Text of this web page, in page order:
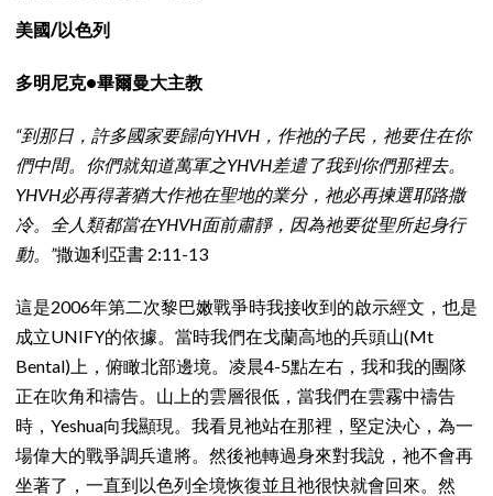
美國/以色列
多明尼克•畢爾曼大主教
“到那日，許多國家要歸向YHVH，作祂的子民，祂要住在你
們中間。你們就知道萬軍之YHVH差遣了我到你們那裡去。
YHVH必再得著猶大作祂在聖地的業分，祂必再揀選耶路撒
冷。全人類都當在YHVH面前肅靜，因為祂要從聖所起身行
動。”撒迦利亞書 2:11-13
這是2006年第二次黎巴嫩戰爭時我接收到的啟示經文，也是
成立UNIFY的依據。當時我們在戈蘭高地的兵頭山(Mt
Bental)上，俯瞰北部邊境。凌晨4-5點左右，我和我的團隊
正在吹角和禱告。山上的雲層很低，當我們在雲霧中禱告
時，Yeshua向我顯現。我看見祂站在那裡，堅定決心，為一
場偉大的戰爭調兵遣將。然後祂轉過身來對我說，祂不會再
坐著了，一直到以色列全境恢復並且祂很快就會回來。然